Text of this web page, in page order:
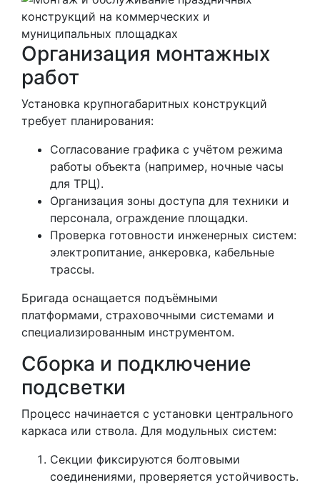
Организация монтажных
работ
Установка крупногабаритных конструкций
требует планирования:
Согласование графика с учётом режима
работы объекта (например, ночные часы
для ТРЦ).
Организация зоны доступа для техники и
персонала, ограждение площадки.
Проверка готовности инженерных систем:
электропитание, анкеровка, кабельные
трассы.
Бригада оснащается подъёмными
платформами, страховочными системами и
специализированным инструментом.
Сборка и подключение
подсветки
Процесс начинается с установки центрального
каркаса или ствола. Для модульных систем:
Секции фиксируются болтовыми
соединениями, проверяется устойчивость.